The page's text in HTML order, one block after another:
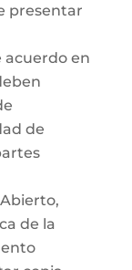
presentar
acuerdo en
de
de la